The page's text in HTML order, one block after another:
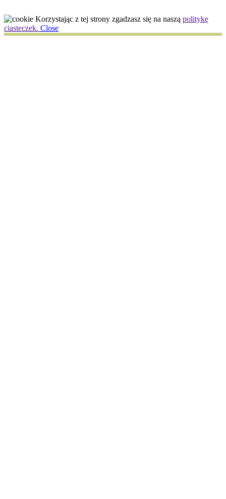
Korzystając z tej strony zgadzasz się na naszą politykę
ciasteczek. Close